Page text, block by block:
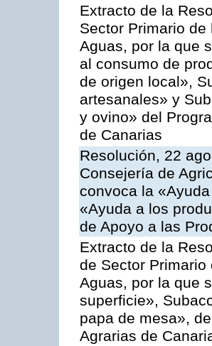
Extracto de la
Sector Primario
Aguas, por la que
al consumo de
de origen local»,
artesanales» y
y ovino» del
de Canarias
Resolución, 22
Consejería de
convoca la
«Ayuda a los
de Apoyo a las
Extracto de la
de Sector
Aguas, por la que
superficie»,
papa de mesa»,
Agrarias de